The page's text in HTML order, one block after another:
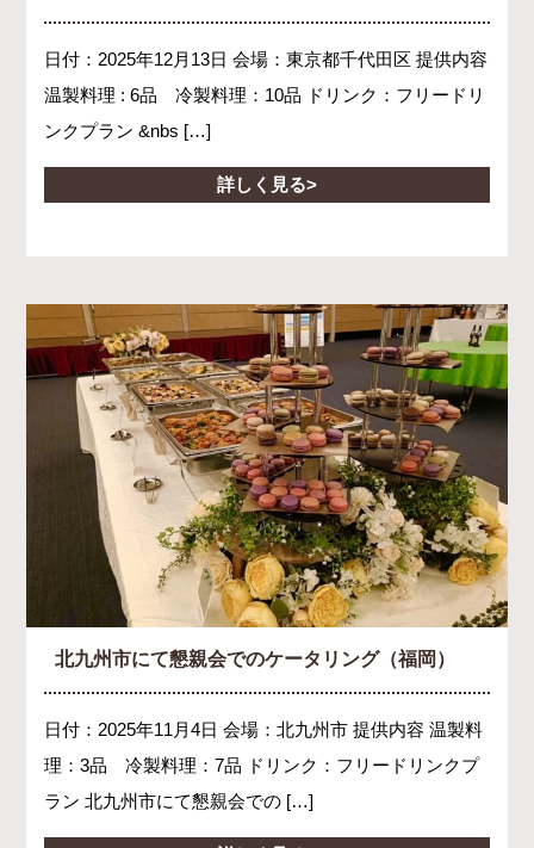
日付：2025年12月13日 会場：東京都千代田区 提供内容
温製料理 : 6品 冷製料理：10品 ドリンク：フリードリ
ンクプラン &nbs […]
詳しく見る
北九州市にて懇親会でのケータリング（福岡）
日付：2025年11月4日 会場：北九州市 提供内容 温製料
理：3品 冷製料理：7品 ドリンク：フリードリンクプ
ラン 北九州市にて懇親会での […]